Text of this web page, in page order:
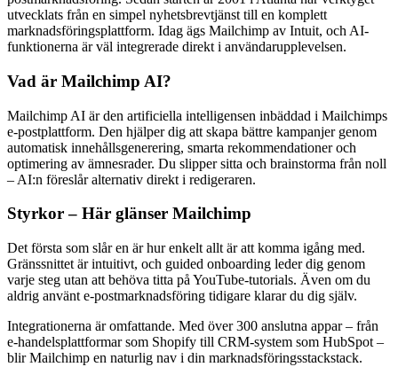
utvecklats från en simpel nyhetsbrevtjänst till en komplett
marknadsföringsplattform. Idag ägs Mailchimp av Intuit, och AI-
funktionerna är väl integrerade direkt i användarupplevelsen.
Vad är Mailchimp AI?
Mailchimp AI är den artificiella intelligensen inbäddad i Mailchimps
e-postplattform. Den hjälper dig att skapa bättre kampanjer genom
automatisk innehållsgenerering, smarta rekommendationer och
optimering av ämnesrader. Du slipper sitta och brainstorma från noll
– AI:n föreslår alternativ direkt i redigeraren.
Styrkor – Här glänser Mailchimp
Det första som slår en är hur enkelt allt är att komma igång med.
Gränssnittet är intuitivt, och guided onboarding leder dig genom
varje steg utan att behöva titta på YouTube-tutorials. Även om du
aldrig använt e-postmarknadsföring tidigare klarar du dig själv.
Integrationerna är omfattande. Med över 300 anslutna appar – från
e-handelsplattformar som Shopify till CRM-system som HubSpot –
blir Mailchimp en naturlig nav i din marknadsföringsstackstack.